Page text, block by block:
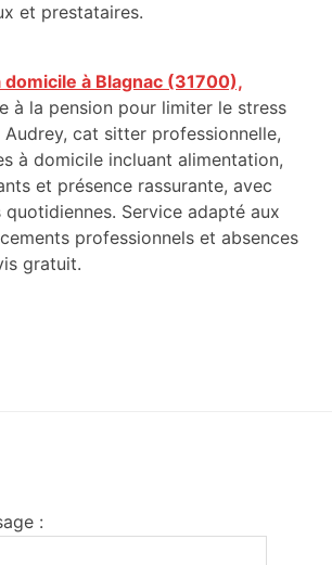
et prestataires.
domicile à Blagnac (31700),
à la pension pour limiter le stress
cat sitter professionnelle,
à domicile incluant alimentation,
et présence rassurante, avec
Service adapté aux
professionnels et absences
gratuit.
: